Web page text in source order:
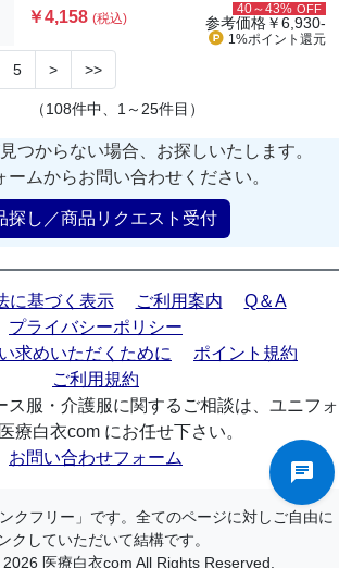
￥4,158(税込)
40～43% OFF
参考価格￥6,930-
1%ポイント 還元
5 > >>
（108件中、1～25件目）
つからない場合、お探しいたします。
ームからお問い合わせください。
探し／商品リクエスト受付
に基づく表示 ご利用案内
Q＆A
プライバシーポリシー
求めいただくために
ポイント規約
ご利用規約
ス服・介護服に関するご相談は、ユニフォ
療白衣com にお任せ下さい。
お問い合わせフォーム
クフリー」です。全てのページに対しご自由に
クしていただいて結構です。
医療白衣com All Rights Reserved.